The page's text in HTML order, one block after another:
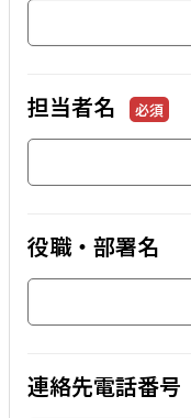
担当者名 必須
役職・部署名
連絡先電話番号